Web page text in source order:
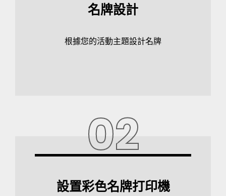
名牌設計
根據您的活動主題設計名牌
02
設置彩色名牌打印機